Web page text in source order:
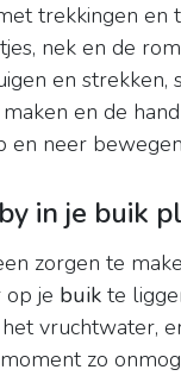
trekkingen en
nek en de
en strekken,
en de
en neer
in je buik
zorgen te
op je buik te
vruchtwater,
zo